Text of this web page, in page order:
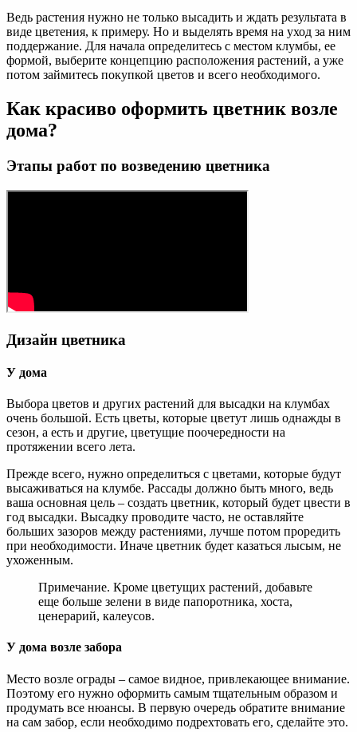
Ведь растения нужно не только высадить и ждать результата в
виде цветения, к примеру. Но и выделять время на уход за ним
поддержание. Для начала определитесь с местом клумбы, ее
формой, выберите концепцию расположения растений, а уже
потом займитесь покупкой цветов и всего необходимого.
Как красиво оформить цветник возле
дома?
Этапы работ по возведению цветника
Дизайн цветника
У дома
Выбора цветов и других растений для высадки на клумбах
очень большой. Есть цветы, которые цветут лишь однажды в
сезон, а есть и другие, цветущие поочередности на
протяжении всего лета.
Прежде всего, нужно определиться с цветами, которые будут
высаживаться на клумбе. Рассады должно быть много, ведь
ваша основная цель – создать цветник, который будет цвести в
год высадки. Высадку проводите часто, не оставляйте
больших зазоров между растениями, лучше потом проредить
при необходимости. Иначе цветник будет казаться лысым, не
ухоженным.
Примечание. Кроме цветущих растений, добавьте
еще больше зелени в виде папоротника, хоста,
ценерарий, калеусов.
У дома возле забора
Место возле ограды – самое видное, привлекающее внимание.
Поэтому его нужно оформить самым тщательным образом и
продумать все нюансы. В первую очередь обратите внимание
на сам забор, если необходимо подрехтовать его, сделайте это.